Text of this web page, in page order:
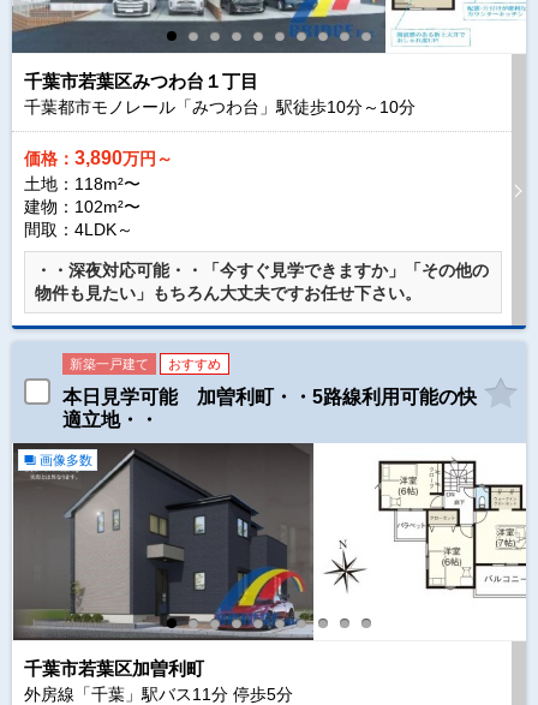
千葉市若葉区みつわ台１丁目
千葉都市モノレール「みつわ台」駅徒歩10分～ 10分
価格： 3,890万円～
土地：118m²〜
建物：102m²〜
間取：4LDK～
・・深夜対応可能・・「今すぐ見学できますか」「その他の
物件も見たい」もちろん大丈夫ですお任せ下さい。
新築一戸建て おすすめ
本日見学可能 加曽利町・・5路線利用可能の快
適立地・・
画像多数
千葉市若葉区加曽利町
外房線「千葉」駅バス11分 停歩5分